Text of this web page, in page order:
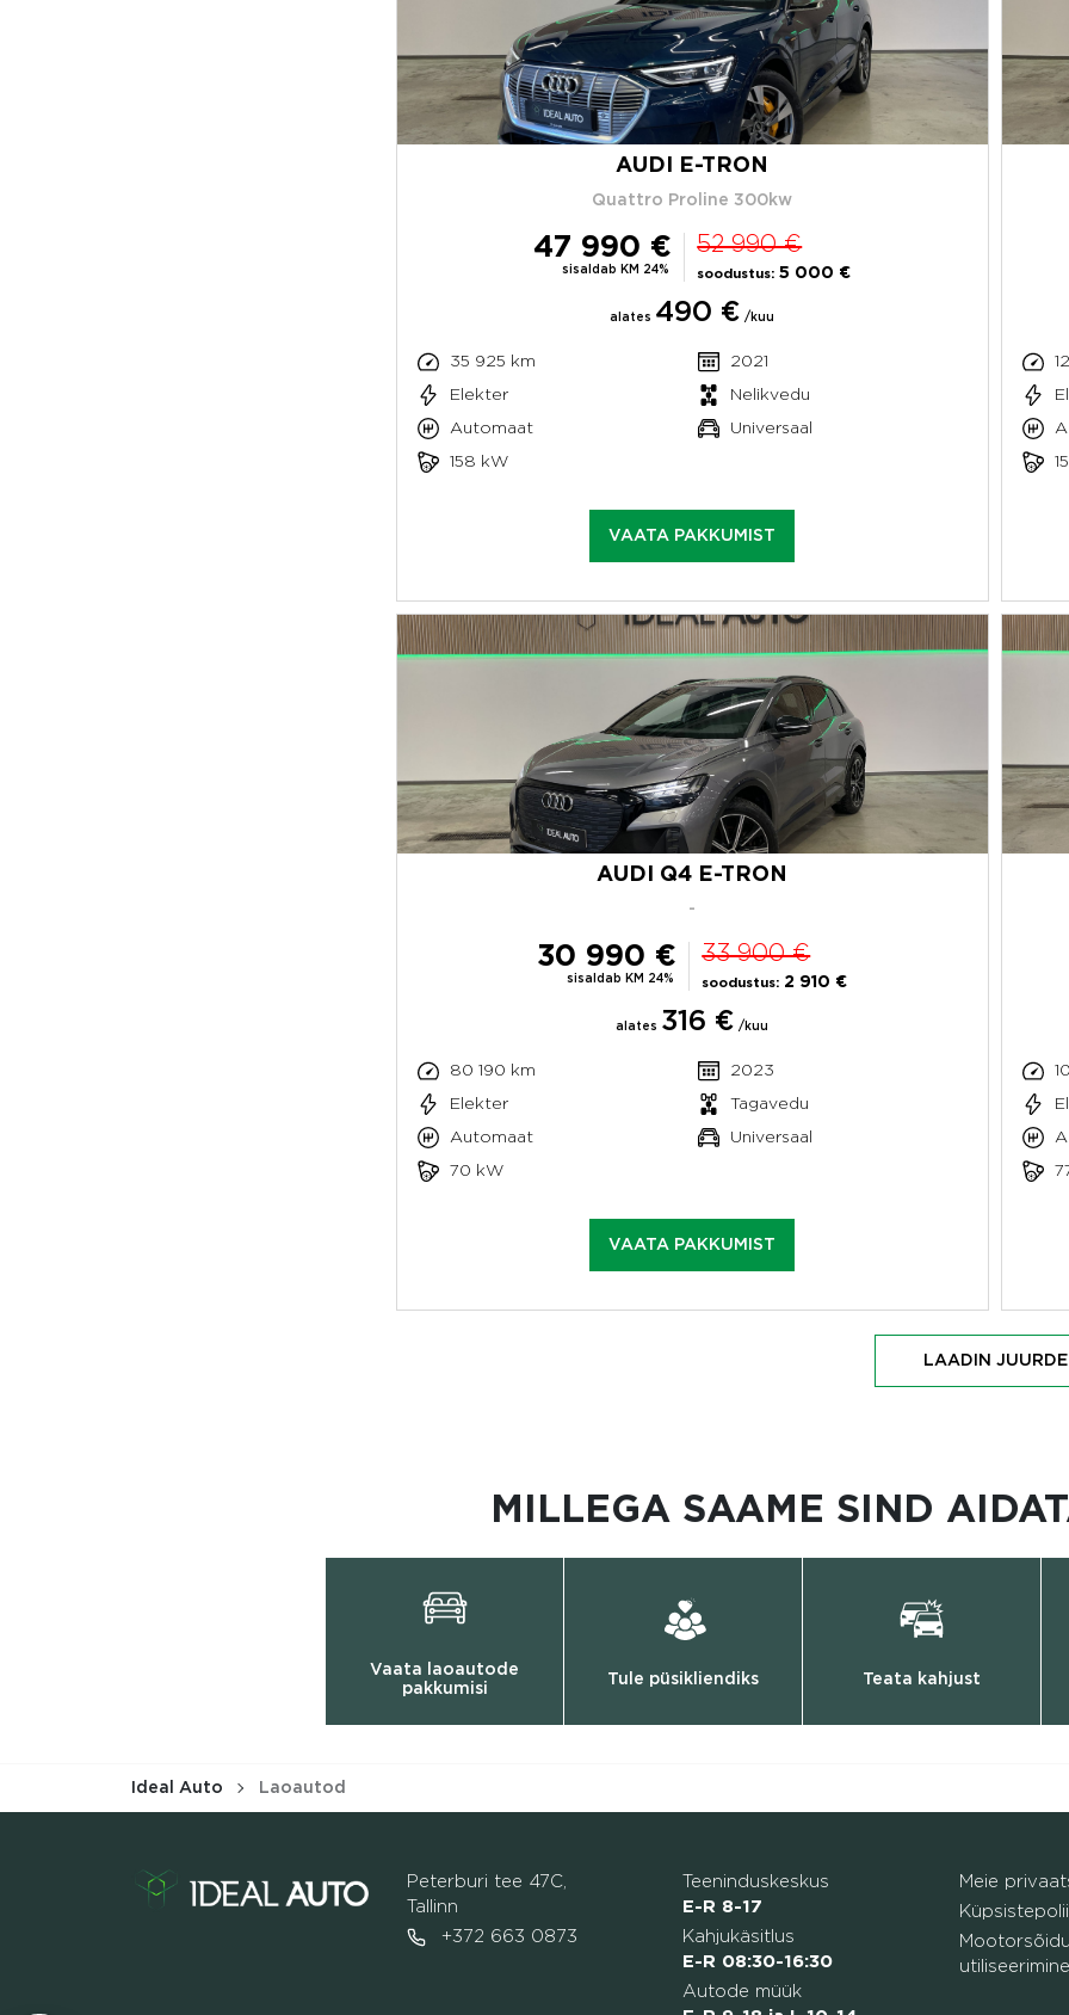
AUDI E-TRON
Quattro Proline 300kw
47 990 €
sisaldab KM 24%
52 990 €
soodustus: 5 000 €
alates 490 € /kuu
35 925 km
2021
Elekter
Nelikvedu
Automaat
Universaal
158 kW
VAATA PAKKUMIST
AUDI Q4 E-TRON
-
30 990 €
sisaldab KM 24%
33 900 €
soodustus: 2 910 €
alates 316 € /kuu
80 190 km
2023
Elekter
Tagavedu
Automaat
Universaal
70 kW
VAATA PAKKUMIST
LAADIN JUURDE
MILLEGA SAAME SIND
Vaata laoautode
pakkumisi
Tule püsikliendiks Teata kahjust
Ideal Auto Laoautod
Peterburi tee 47C,
Tallinn
+372 663 0873
Teeninduskeskus
E-R 8-17
Kahjukäsitlus
E-R 08:30-16:30
Autode müük
Meie
utiliseerimine